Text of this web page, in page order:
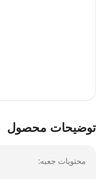
توضیحات محصول
محتویات جعبه: